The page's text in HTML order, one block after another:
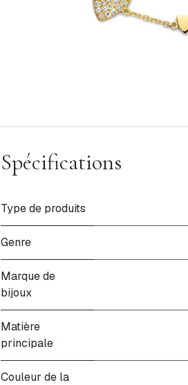
Spécifications
Type de produits
Genre
Marque de
bijoux
Matière
principale
Couleur de la